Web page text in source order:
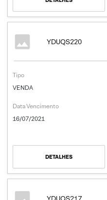
YDUQS220
Tipo
VENDA
Data Vencimento
16/07/2021
DETALHES